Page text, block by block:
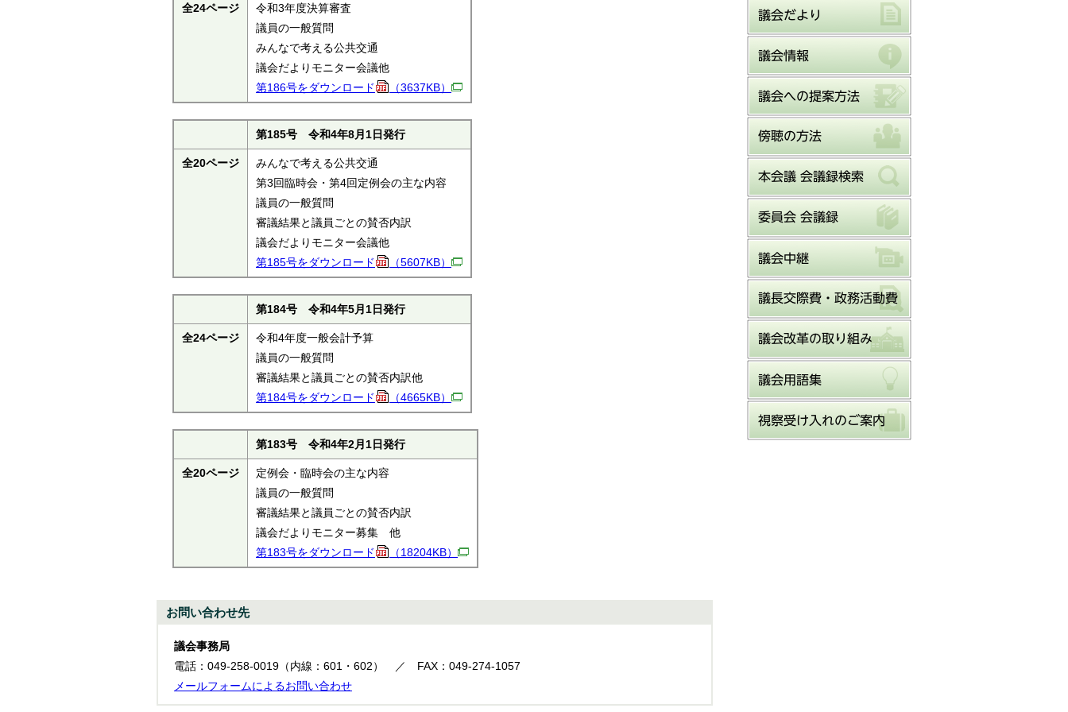
全24ページ
令和3年度決算審査
議員の一般質問
みんなで考える公共交通
議会だよりモニター会議他
第186号をダウンロード
（3637KB）
第185号 令和4年8月1日発行
全20ページ
みんなで考える公共交通
第3回臨時会・第4回定例会の主な内容
議員の一般質問
審議結果と議員ごとの賛否内訳
議会だよりモニター会議他
第185号をダウンロード
（5607KB）
第184号 令和4年5月1日発行
全24ページ
令和4年度一般会計予算
議員の一般質問
審議結果と議員ごとの賛否内訳他
第184号をダウンロード
（4665KB）
第183号 令和4年2月1日発行
全20ページ
定例会・臨時会の主な内容
議員の一般質問
審議結果と議員ごとの賛否内訳
議会だよりモニター募集 他
第183号をダウンロード
（18204KB）
お問い合わせ先
議会事務局
電話：049-258-0019（内線：601・602） ／ FAX：049-274-1057
メールフォームによるお問い合わせ